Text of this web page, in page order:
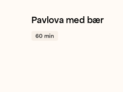
Jordbær Dessert
Pavlova med bær
60 min